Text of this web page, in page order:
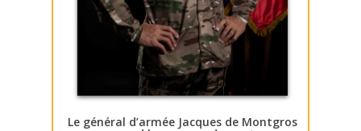
Le général d’armée Jacques de Montgros